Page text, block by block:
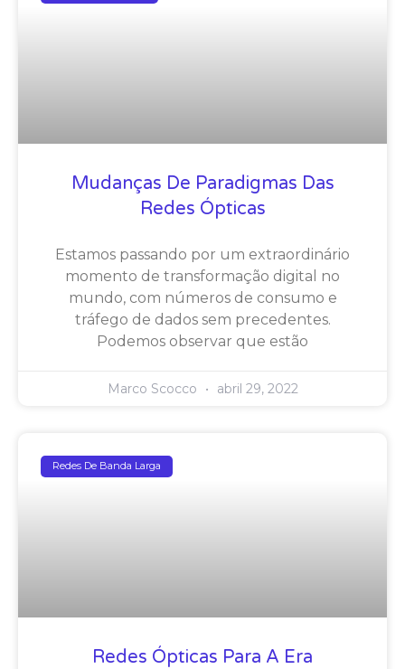
Mudanças De Paradigmas Das
Redes Ópticas
Estamos passando por um extraordinário
momento de transformação digital no
mundo, com números de consumo e
tráfego de dados sem precedentes.
Podemos observar que estão
Marco Scocco abril 29, 2022
Redes De Banda Larga
Redes Ópticas Para A Era